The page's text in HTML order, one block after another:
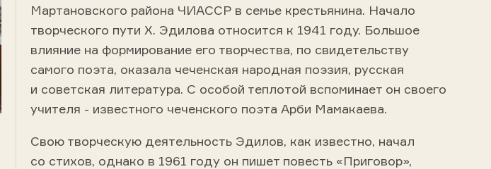
Мартановского района ЧИАССР в семье крестьянина. Начало
творческого пути X. Эдилова относится к 1941 году. Большое
влияние на формирование его творчества, по свидетельству
самого поэта, оказала чеченская народная поэзия, русская
и советская литература. С особой теплотой вспоминает он своего
учителя - известного чеченского поэта Арби Мамакаева.
Свою творческую деятельность Эдилов, как известно, начал
со стихов, однако в 1961 году он пишет повесть «Приговор»,